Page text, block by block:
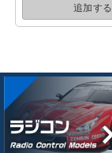
追加する